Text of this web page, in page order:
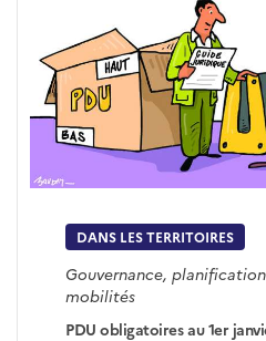
DANS LES TERRITOIRES
Gouvernance,
mobilités
PDU obligatoires au 1er